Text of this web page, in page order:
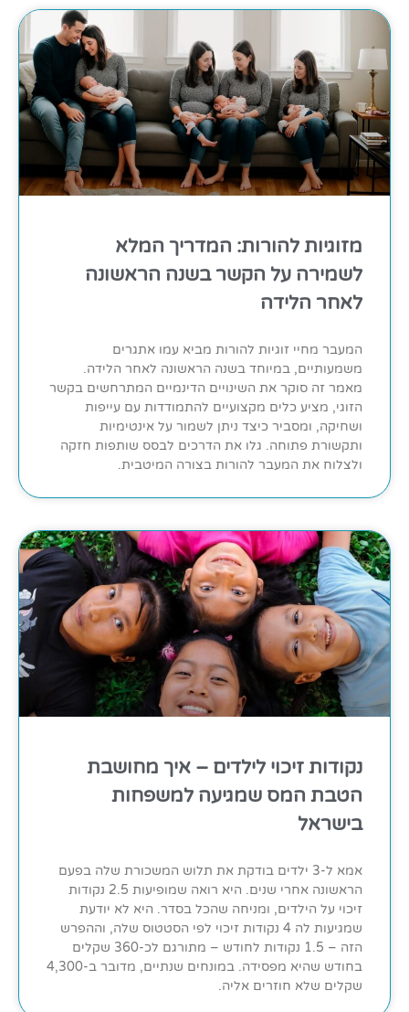
מזוגיות להורות: המדריך המלא
לשמירה על הקשר בשנה הראשונה
לאחר הלידה
המעבר מחיי זוגיות להורות מביא עמו אתגרים
משמעותיים, במיוחד בשנה הראשונה לאחר הלידה.
מאמר זה סוקר את השינויים הדינמיים המתרחשים בקשר
הזוגי, מציע כלים מקצועיים להתמודדות עם עייפות
ושחיקה, ומסביר כיצד ניתן לשמור על אינטימיות
ותקשורת פתוחה. גלו את הדרכים לבסס שותפות חזקה
ולצלוח את המעבר להורות בצורה המיטבית.
נקודות זיכוי לילדים – איך מחושבת
הטבת המס שמגיעה למשפחות
בישראל
אמא ל-3 ילדים בודקת את תלוש המשכורת שלה בפעם
הראשונה אחרי שנים. היא רואה שמופיעות 2.5 נקודות
זיכוי על הילדים, ומניחה שהכל בסדר. היא לא יודעת
שמגיעות לה 4 נקודות זיכוי לפי הסטטוס שלה, וההפרש
הזה – 1.5 נקודות לחודש – מתורגם לכ-360 שקלים
בחודש שהיא מפסידה. במונחים שנתיים, מדובר ב-4,300
שקלים שלא חוזרים אליה.